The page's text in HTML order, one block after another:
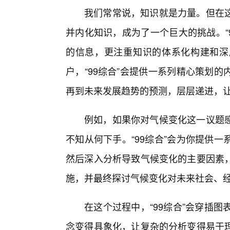
我们常常说，知识就是力量。但
并内化知识，成为了一个巨大的挑战。
的信息，更注重知识的体系化构建和
户，“99综合”会提供一系列精心策划
再到未来发展趋势的预测，层层递进，
例如，如果你对气候变化这一议题
不知从何下手。“99综合”会为你提供
然后深入分析导致气候变化的主要因
施，并最终探讨气候变化对未来社会、
在这个过程中，“99综合”会穿插
念变得具象化，让复杂的分析变得易